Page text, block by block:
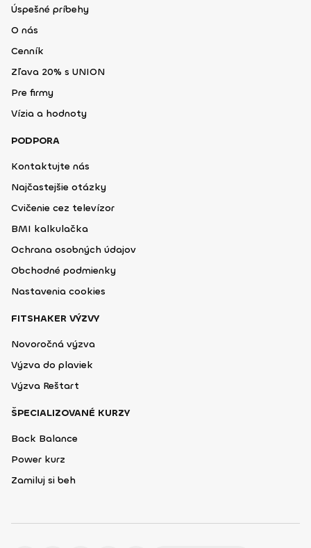
Úspešné príbehy
O nás
Cenník
Zľava 20% s UNION
Pre firmy
Vízia a hodnoty
PODPORA
Kontaktujte nás
Najčastejšie otázky
Cvičenie cez televízor
BMI kalkulačka
Ochrana osobných údajov
Obchodné podmienky
Nastavenia cookies
FITSHAKER VÝZVY
Novoročná výzva
Výzva do plaviek
Výzva Reštart
ŠPECIALIZOVANÉ KURZY
Back Balance
Power kurz
Zamiluj si beh